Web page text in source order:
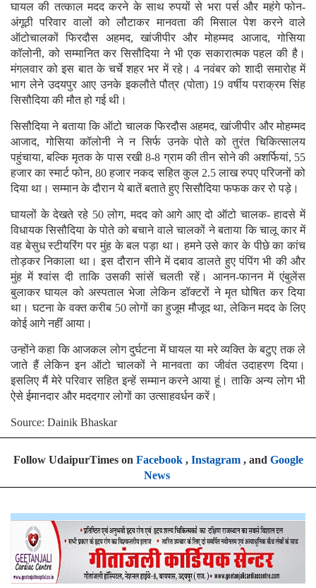
घायल की तत्काल मदद करने के साथ रुपयों से भरा पर्स और महंगे फोन-
अंगूठी परिवार वालों को लौटाकर मानवता की मिसाल पेश करने वाले
ऑटोचालकों फिरदौस अहमद, खांजीपीर और मोहम्मद आजाद, गोसिया
कॉलोनी, को सम्मानित कर सिसौदिया ने भी एक सकारात्मक पहल की है।
मंगलवार को इस बात के चर्चे शहर भर में रहे। 4 नवंबर को शादी समारोह में
भाग लेने उदयपुर आए उनके इकलौते पौत्र (पोता) 19 वर्षीय पराक्रम सिंह
सिसौदिया की मौत हो गई थी।
सिसौदिया ने बताया कि ऑटो चालक फिरदौस अहमद, खांजीपीर और मोहम्मद
आजाद, गोसिया कॉलोनी ने न सिर्फ उनके पोते को तुरंत चिकित्सालय
पहुंचाया, बल्कि मृतक के पास रखी 8-8 ग्राम की तीन सोने की अशर्फियां, 55
हजार का स्मार्ट फोन, 80 हजार नकद सहित कुल 2.5 लाख रुपए परिजनों को
दिया था। सम्मान के दौरान ये बातें बताते हुए सिसौदिया फफक कर रो पड़े।
घायलों के देखते रहे 50 लोग, मदद को आगे आए दो ऑटो चालक- हादसे में
विधायक सिसौदिया के पोते को बचाने वाले चालकों ने बताया कि चालू कार में
वह बेसुध स्टीयरिंग पर मुंह के बल पड़ा था। हमने उसे कार के पीछे का कांच
तोड़कर निकाला था। इस दौरान सीने में दबाव डालते हुए पंपिंग भी की और
मुंह में श्वांस दी ताकि उसकी सांसें चलती रहें। आनन-फानन में एंबुलेंस
बुलाकर घायल को अस्पताल भेजा लेकिन डॉक्टरों ने मृत घोषित कर दिया
था। घटना के वक्त करीब 50 लोगों का हुजूम मौजूद था, लेकिन मदद के लिए
कोई आगे नहीं आया।
उन्होंने कहा कि आजकल लोग दुर्घटना में घायल या मरे व्यक्ति के बटुए तक ले
जाते हैं लेकिन इन ऑटो चालकों ने मानवता का जीवंत उदाहरण दिया।
इसलिए मैं मेरे परिवार सहित इन्हें सम्मान करने आया हूं। ताकि अन्य लोग भी
ऐसे ईमानदार और मददगार लोगों का उत्साहवर्धन करें।
Source: Dainik Bhaskar
Follow UdaipurTimes on Facebook, Instagram, and Google
News